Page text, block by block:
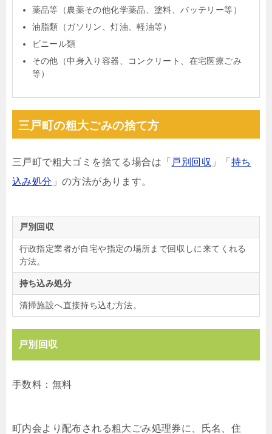
薬品等（農薬その他化学薬品、塗料、バッテリー等）
油脂類（ガソリン、灯油、軽油等）
ビニール類
その他（中身入り容器、コンクリート、在宅医療ごみ
等）
三戸町の粗大ごみの捨て方
三戸町で粗大ゴミを捨てる場合は「 戸別回収 」「 持ち
込み処分 」の方法があります。
戸別回収
行政指定業者が自宅や指定の場所まで回収しに来てくれる
方法。
持ち込み処分
清掃施設へ直接持ち込む方法。
戸別回収
手数料：無料
町内会より配布される粗大ごみ処理券に、氏名、住